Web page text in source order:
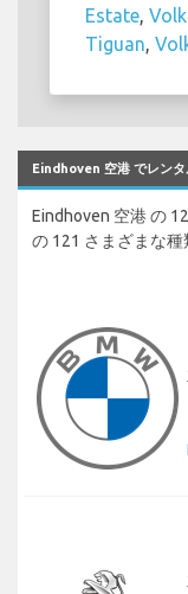
Estate,
Tiguan,
Eindhoven 空港 でレンタ
Eindhoven 空港 の
の 121 さまざまな種